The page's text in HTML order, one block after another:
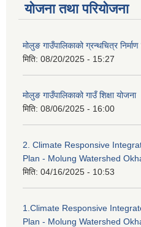
योजना तथा परियोजना
मोलुङ गाउँपालिकाको ग्रन्थचित्र
मिति: 08/20/2025 - 15:27
मोलुङ गाउँपालिकाको गाउँ शिक्षा योजना
मिति: 08/06/2025 - 16:00
2. Climate Responsive
Plan - Molung Watershed
मिति: 04/16/2025 - 10:53
1.Climate Responsive
Plan - Molung Watershed